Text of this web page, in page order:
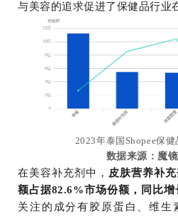
与美容的追求促进了保健品行业
2023年泰国Shopee保
数据来源：魔镜
在美容补充剂中， 皮肤营养补
额占据82.6%市场份额，同比增
关注的成分有胶原蛋白、维生